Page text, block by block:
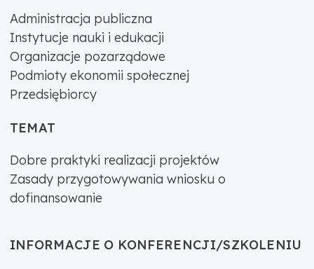
Administracja publiczna
Instytucje nauki i edukacji
Organizacje pozarządowe
Podmioty ekonomii społecznej
Przedsiębiorcy
TEMAT
Dobre praktyki realizacji projektów
Zasady przygotowywania wniosku o
dofinansowanie
INFORMACJE O KONFERENCJI/SZKOLENIU